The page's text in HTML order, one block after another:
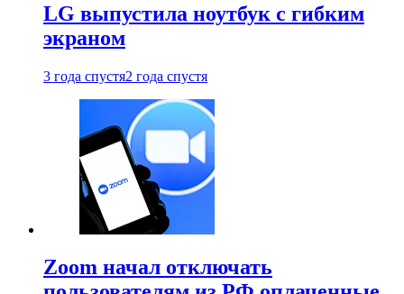
LG выпустила ноутбук с гибким
экраном
3 года спустя2 года спустя
Zoom начал отключать